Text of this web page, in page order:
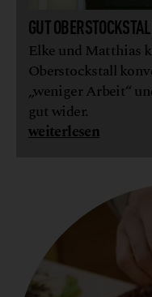
GUT
Elke und Matthias
Oberstockstall
„weniger Arbeit“
gut wider.
weiterlesen